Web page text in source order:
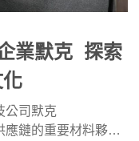
克 探索
公司默克
應鏈的重要材料夥